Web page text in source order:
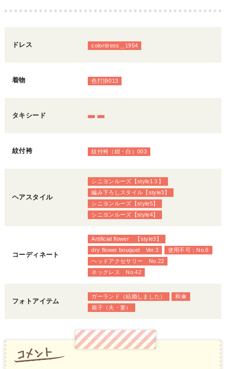
ドレス colordress＿1954
着物 色打掛013
タキシード
紋付袴 紋付袴（紺・白）003
ヘアスタイル
シニヨンルーズ【style1３】
編み下ろしスタイル【style3】
シニヨンルーズ【style5】
シニヨンルーズ【style4】
コーディネート
Artificial flower 【style3】
dry flower bouquet Ver.3
使用不可：No.6
ヘッドアクセサリー No.22
ネックレス No.42
フォトアイテム
ガーランド（結婚しました）
和傘
扇子（夫・妻）